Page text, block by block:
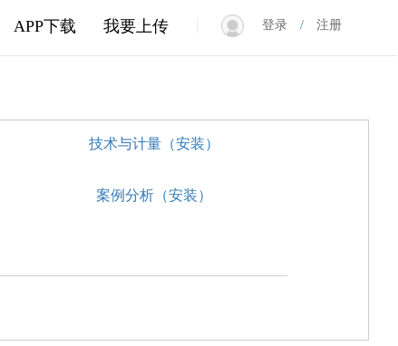
登录 / 注册
我要上传
APP下载
技术与计量（安装）
案例分析（安装）